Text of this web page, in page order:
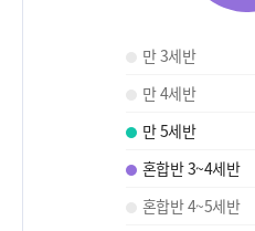
만 3세반
만 4세반
만 5세반
혼합반 3~4세반
혼합반 4~5세반